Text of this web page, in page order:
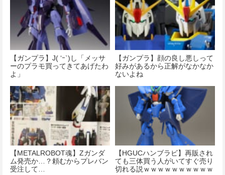
【ガンプラ】J( ‘ｰ`)し「メッサ
ーのプラモ買ってきてあげたわ
よ」
【ガンプラ】顔の良し悪しって
好みがあるから正解がなかなか
ないよね
【METALROBOT魂】Zガンダ
ム発売か…？頼むからプレバン
受注して…
【HGUCハンブラビ】再販され
ても三体買う人がいてすぐ売り
切れる説ｗｗｗｗｗｗｗｗｗｗ